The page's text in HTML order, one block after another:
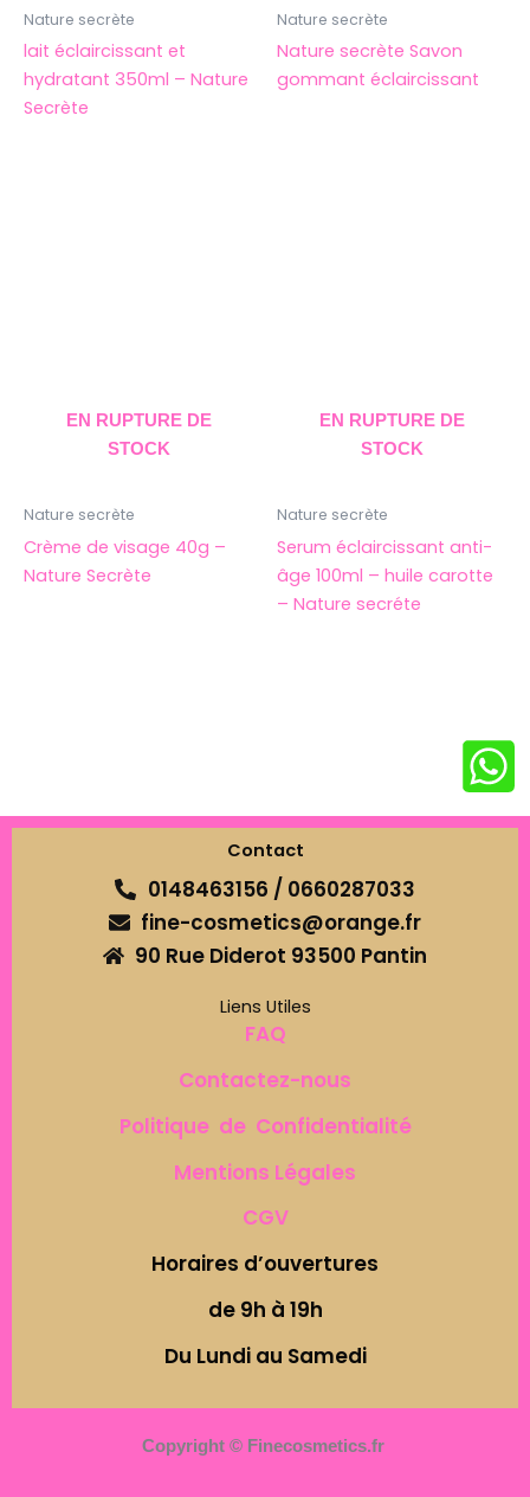
Nature secrète
lait éclaircissant et
hydratant 350ml – Nature
Secrète
Nature secrète
Nature secrète Savon
gommant éclaircissant
EN RUPTURE DE
STOCK
Nature secrète
Crème de visage 40g –
Nature Secrète
EN RUPTURE DE
STOCK
Nature secrète
Serum éclaircissant anti-
âge 100ml – huile carotte
– Nature secréte
Contact
0148463156 / 0660287033
fine-cosmetics@orange.fr
90 Rue Diderot 93500 Pantin
Liens Utiles
FAQ
Contactez-nous
Politique de Confidentialité
Mentions Légales
CGV
Horaires d’ouvertures
de 9h à 19h
Du Lundi au Samedi
Copyright © Finecosmetics.fr